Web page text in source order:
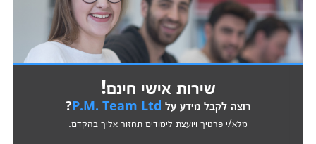
שירות אישי חינם!
רוצה לקבל מידע על P.M. Team Ltd
?
מלא/י פרטיך ויועצת לימודים תחזור אליך בהקדם.